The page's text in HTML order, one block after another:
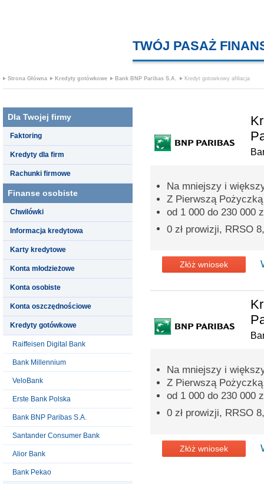
TWÓJ PASAŻ
Strona Główna Kredyty gotówkowe Bank BNP Paribas S.A. Kredyt gotowkowy afiliacja
Dla Twojej firmy
Faktoring
Kredyty dla firm
Rachunki firmowe
Finanse osobiste
Chwilówki
Informacja kredytowa
Karty kredytowe
Konta młodzieżowe
Konta osobiste
Konta oszczędnościowe
Kredyty gotówkowe
Raiffeisen Digital Bank
Bank Millennium
VeloBank
Erste Bank Polska
Bank BNP Paribas S.A.
Santander Consumer Bank
Alior Bank
Bank Pekao
Na mniejszy i
Z Pierwszą
od 1 000 do 230 000
0 zł prowizji, RRSO
Złóż wniosek
Na mniejszy i
Z Pierwszą
od 1 000 do 230 000
0 zł prowizji, RRSO
Złóż wniosek